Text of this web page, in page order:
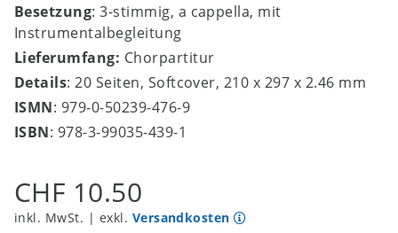
Besetzung: 3-stimmig, a cappella, mit
Instrumentalbegleitung
Lieferumfang: Chorpartitur
Details: 20 Seiten, Softcover, 210 x 297 x 2.46 mm
ISMN: 979-0-50239-476-9
ISBN: 978-3-99035-439-1
CHF 10.50
inkl. MwSt. | exkl. Versandkosten